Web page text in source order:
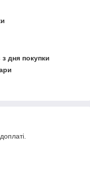
з дня покупки